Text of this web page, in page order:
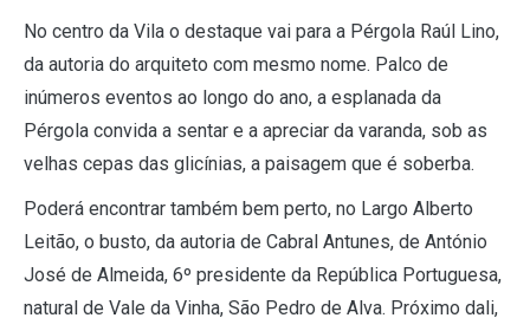
No centro da Vila o destaque vai para a Pérgola Raúl Lino,
da autoria do arquiteto com mesmo nome. Palco de
inúmeros eventos ao longo do ano, a esplanada da
Pérgola convida a sentar e a apreciar da varanda, sob as
velhas cepas das glicínias, a paisagem que é soberba.
Poderá encontrar também bem perto, no Largo Alberto
Leitão, o busto, da autoria de Cabral Antunes, de António
José de Almeida, 6º presidente da República Portuguesa,
natural de Vale da Vinha, São Pedro de Alva. Próximo dali,